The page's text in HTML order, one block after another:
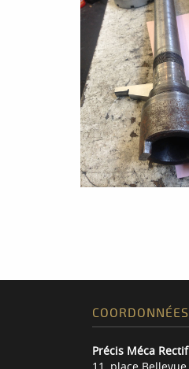
COORDONNÉES
Précis Méca Rectif
11, place Bellevue